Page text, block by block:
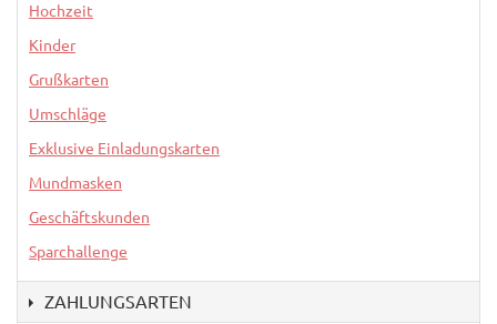
Hochzeit
Kinder
Grußkarten
Umschläge
Exklusive Einladungskarten
Mundmasken
Geschäftskunden
Sparchallenge
ZAHLUNGSARTEN